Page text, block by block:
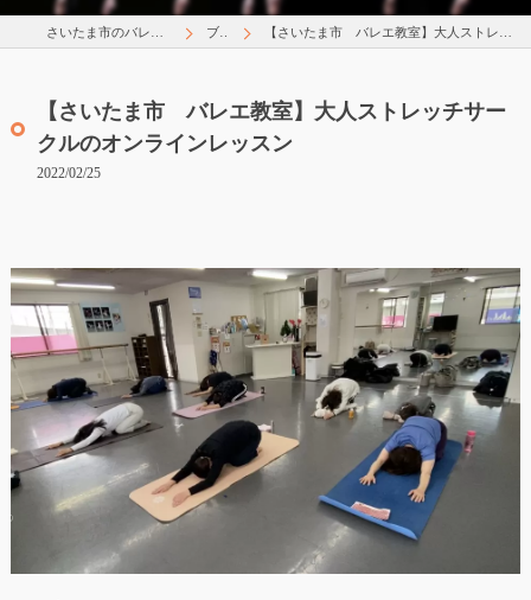
ブログ 【さいたま市 バレエ教室】大人ストレッチサークルのオンラインレッスン
【さいたま市 バレエ教室】大人ストレッチサー
クルのオンラインレッスン
2022/02/25